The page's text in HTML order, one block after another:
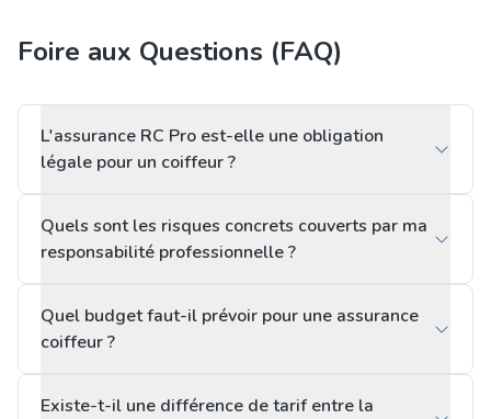
Foire aux Questions (FAQ)
L'assurance RC Pro est-elle une obligation
légale pour un coiffeur ?
Quels sont les risques concrets couverts par ma
responsabilité professionnelle ?
Quel budget faut-il prévoir pour une assurance
coiffeur ?
Existe-t-il une différence de tarif entre la